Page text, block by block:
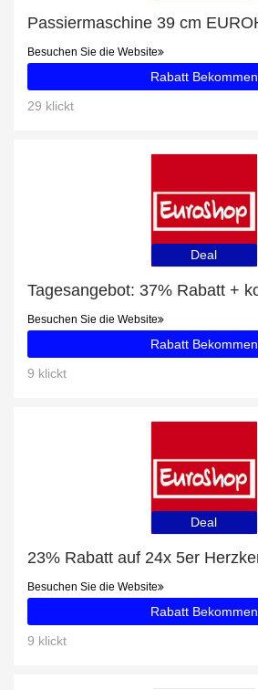
Besuchen Sie die Website
Rabatt Bekommen
29 klickt
Deal
Besuchen Sie die Website
Rabatt Bekommen
9 klickt
Deal
Besuchen Sie die Website
Rabatt Bekommen
9 klickt